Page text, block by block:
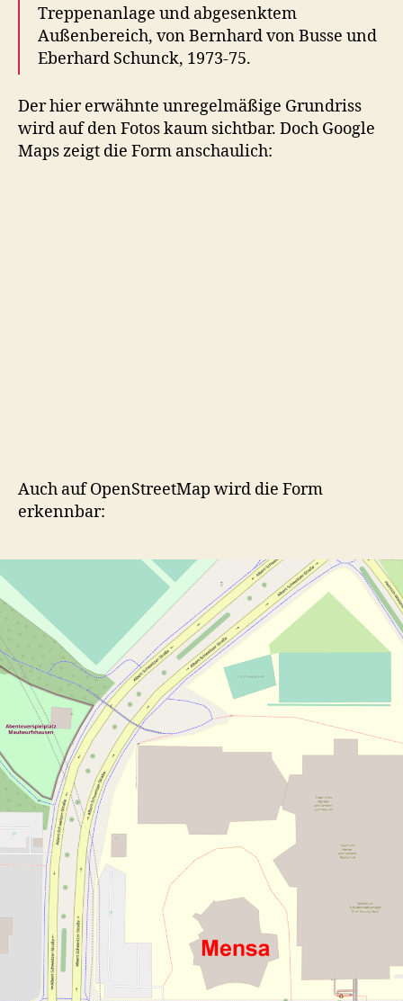
Treppenanlage und abgesenktem
Außenbereich, von Bernhard von Busse und
Eberhard Schunck, 1973-75.
Der hier erwähnte unregelmäßige Grundriss
wird auf den Fotos kaum sichtbar. Doch Google
Maps zeigt die Form anschaulich:
Auch auf OpenStreetMap wird die Form
erkennbar: